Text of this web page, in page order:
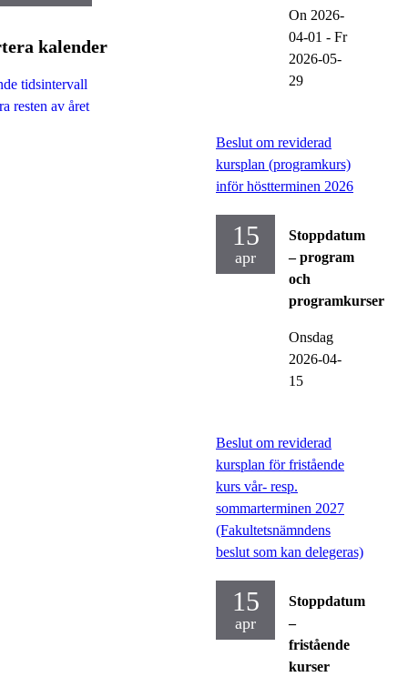
On 2026-
04-01 - Fr
2026-05-
29
Beslut om reviderad
kursplan (programkurs)
inför höstterminen 2026
15
apr
Stoppdatum
– program
och
programkurser
Onsdag
2026-04-
15
Beslut om reviderad
kursplan för fristående
kurs vår- resp.
sommarterminen 2027
(Fakultetsnämndens
beslut som kan delegeras)
15
apr
Stoppdatum
–
fristående
kurser
kalender
tidsintervall
resten av året